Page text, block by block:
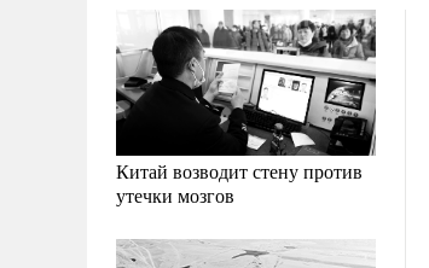
Китай возводит стену против
утечки мозгов